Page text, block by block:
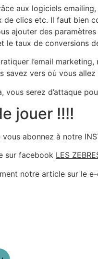
aux logiciels
de clics etc. Il faut bien
ajouter des
le taux de conversions
l’email
savez vers où vous
vous serez d’attaque
jouer !!!!
vous abonnez à notre
sur facebook LES
notre article sur le